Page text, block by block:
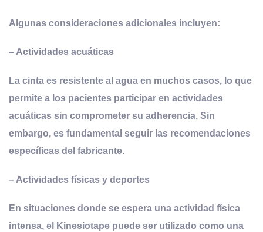
Algunas consideraciones adicionales incluyen:
– Actividades acuáticas
La cinta es resistente al agua en muchos casos, lo que
permite a los pacientes participar en actividades
acuáticas sin comprometer su adherencia. Sin
embargo, es fundamental seguir las recomendaciones
específicas del fabricante.
– Actividades físicas y deportes
En situaciones donde se espera una actividad física
intensa, el Kinesiotape puede ser utilizado como una